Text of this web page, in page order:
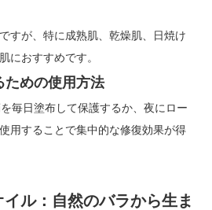
すが、特に成熟肌、乾燥肌、日焼け
におすすめです。
ための使用方法
毎日塗布して保護するか、夜にロー
用することで集中的な修復効果が得
ル：自然のバラから生ま